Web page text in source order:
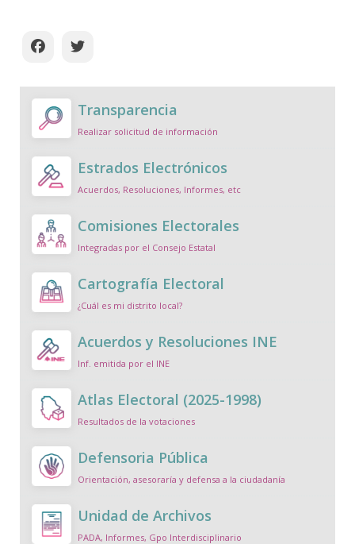
Transparencia
Realizar solicitud de información
Estrados Electrónicos
Acuerdos, Resoluciones, Informes, etc
Comisiones Electorales
Integradas por el Consejo Estatal
Cartografía Electoral
¿Cuál es mi distrito local?
Acuerdos y Resoluciones INE
Inf. emitida por el INE
Atlas Electoral (2025-1998)
Resultados de la votaciones
Defensoria Pública
Orientación, asesoraría y defensa a la ciudadanía
Unidad de Archivos
PADA, Informes, Gpo Interdisciplinario